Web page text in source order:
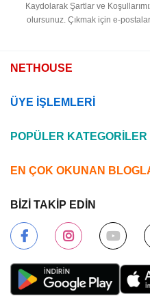
Kaydolarak Şartlar ve
olursunuz. Çıkmak için e-
NETHOUSE
ÜYE İŞLEMLERİ
POPÜLER KATEGORİLER
EN ÇOK OKUNAN
BİZİ TAKİP EDİN